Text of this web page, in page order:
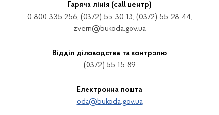
Гаряча лінія (call центр)
0 800 335 256, (0372) 55-30-13, (0372) 55-28-44,
zvern@bukoda.gov.ua
Відділ діловодства та контролю
(0372) 55-15-89
Електронна пошта
oda@bukoda.gov.ua